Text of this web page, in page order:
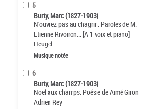
5
Burty, Marc (1827-1903)
N'ouvrez pas au chagrin. Paroles de M.
Etienne Rivoiron... [A 1 voix et piano]
Heugel
Musique notée
6
Burty, Marc (1827-1903)
Noël aux champs. Poésie de Aimé Giron
Adrien Rey